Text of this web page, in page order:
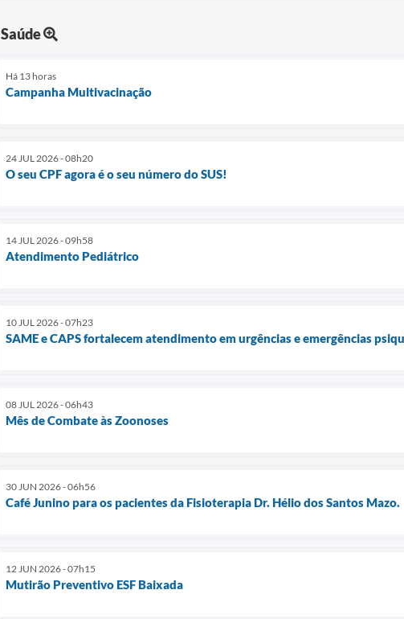
Saúde
Há 13 horas
Campanha Multivacinação
24 JUL 2026 - 08h20
O seu CPF agora é o seu número do SUS!
14 JUL 2026 - 09h58
Atendimento Pediátrico
10 JUL 2026 - 07h23
SAME e CAPS fortalecem atendimento em urgências e emergências
08 JUL 2026 - 06h43
Mês de Combate às Zoonoses
30 JUN 2026 - 06h56
Café Junino para os pacientes da Fisioterapia Dr. Hélio dos Santos Mazo.
12 JUN 2026 - 07h15
Mutirão Preventivo ESF Baixada